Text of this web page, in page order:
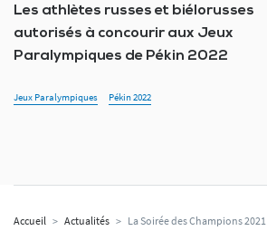
Les athlètes russes et biélorusses
autorisés à concourir aux Jeux
Paralympiques de Pékin 2022
Jeux Paralympiques Pékin 2022
Accueil > Actualités > La Soirée des Champions 2021